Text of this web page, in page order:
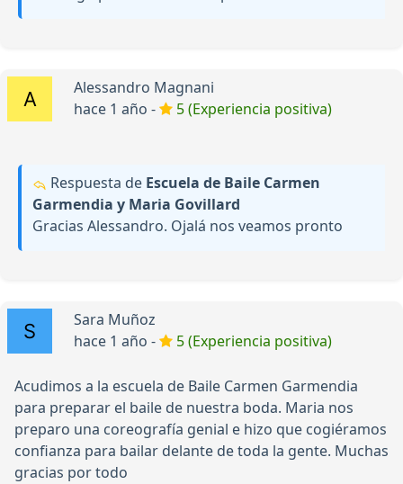
Alessandro Magnani
hace 1 año -
5 (Experiencia positiva)
Respuesta de Escuela de Baile Carmen
Garmendia y Maria Govillard
Gracias Alessandro. Ojalá nos veamos pronto
Sara Muñoz
hace 1 año -
5 (Experiencia positiva)
Acudimos a la escuela de Baile Carmen Garmendia
para preparar el baile de nuestra boda. Maria nos
preparo una coreografía genial e hizo que cogiéramos
confianza para bailar delante de toda la gente. Muchas
gracias por todo